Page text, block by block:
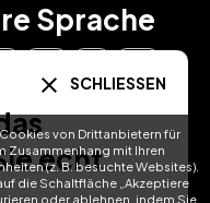
von Drittanbietern für
Zusammenhang mit Ihren
(z. B. besuchte Websites).
die Schaltfläche „Akzeptiere
oder ablehnen, indem Sie
Sprache
FR
SCHLIESSEN
echt